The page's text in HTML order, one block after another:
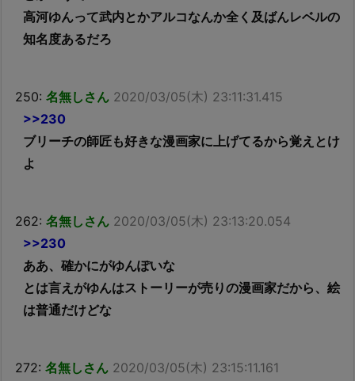
高河ゆんって武内とかアルコなんか全く及ばんレベルの
知名度あるだろ
250: 名無しさん 2020/03/05(木) 23:11:31.415
>>230
ブリーチの師匠も好きな漫画家に上げてるから覚えとけ
よ
262: 名無しさん 2020/03/05(木) 23:13:20.054
>>230
ああ、確かにがゆんぽいな
とは言えがゆんはストーリーが売りの漫画家だから、絵
は普通だけどな
272: 名無しさん 2020/03/05(木) 23:15:11.161